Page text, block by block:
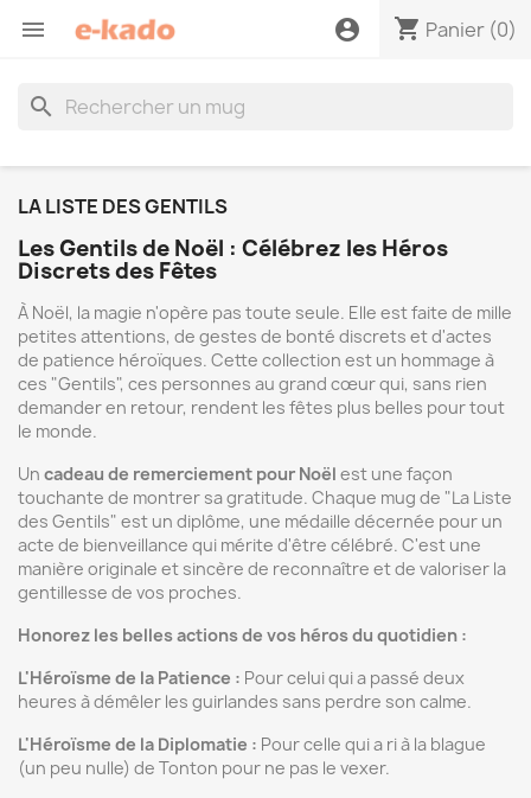
 shopping_cart Panier (0)
account_circle
search
LA LISTE DES GENTILS
Les Gentils de Noël : Célébrez les Héros
Discrets des Fêtes
À Noël, la magie n'opère pas toute seule. Elle est faite de mille
petites attentions, de gestes de bonté discrets et d'actes
de patience héroïques. Cette collection est un hommage à
ces "Gentils", ces personnes au grand cœur qui, sans rien
demander en retour, rendent les fêtes plus belles pour tout
le monde.
Un cadeau de remerciement pour Noël est une façon
touchante de montrer sa gratitude. Chaque mug de "La Liste
des Gentils" est un diplôme, une médaille décernée pour un
acte de bienveillance qui mérite d'être célébré. C'est une
manière originale et sincère de reconnaître et de valoriser la
gentillesse de vos proches.
Honorez les belles actions de vos héros du quotidien :
L'Héroïsme de la Patience : Pour celui qui a passé deux
heures à démêler les guirlandes sans perdre son calme.
L'Héroïsme de la Diplomatie : Pour celle qui a ri à la blague
(un peu nulle) de Tonton pour ne pas le vexer.